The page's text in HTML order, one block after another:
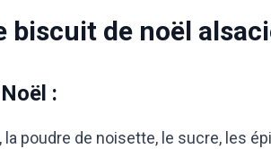
biscuit de noël
:
la poudre de noisette, le sucre, les